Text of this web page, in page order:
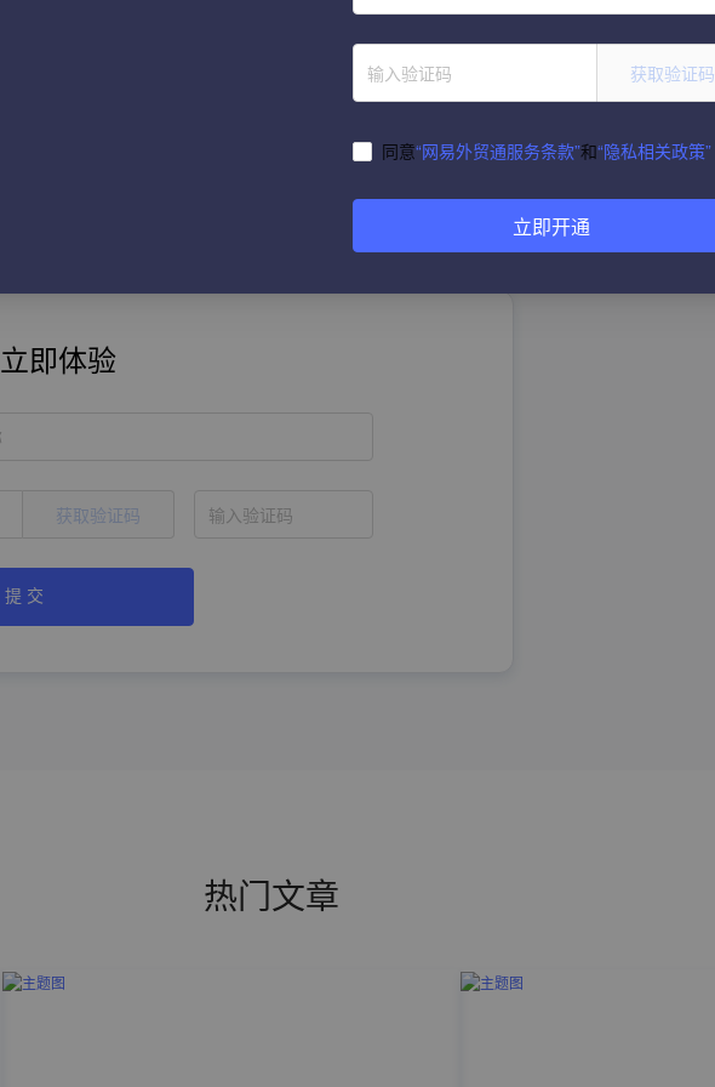
我们可以在写完邮件之后给领导或者同事一起看看，看是
即体验
获取验证码
提 交
热门文章
获取验证码
同意“网易外贸通服务条款”和“隐私相关政策”
立即开通